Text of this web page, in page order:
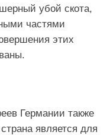
убой скота,
частями
этих
Германии также
является для